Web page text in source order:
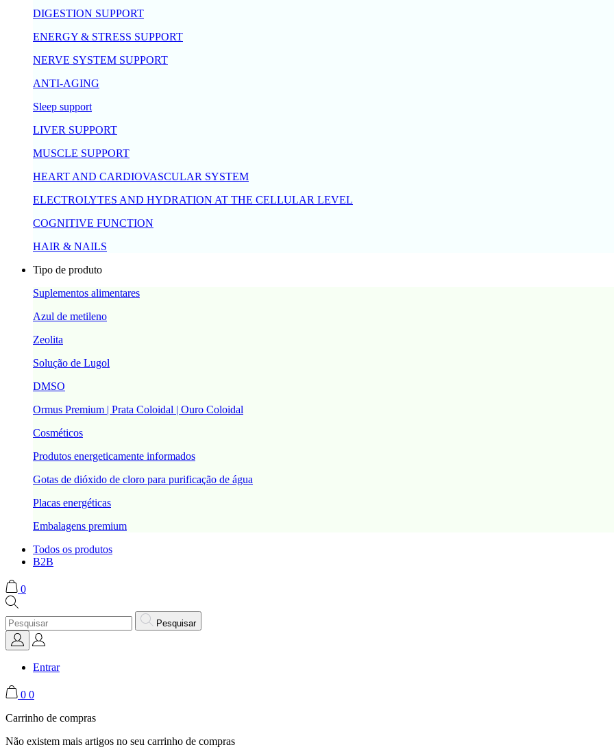
DIGESTION SUPPORT
ENERGY & STRESS SUPPORT
NERVE SYSTEM SUPPORT
ANTI-AGING
Sleep support
LIVER SUPPORT
MUSCLE SUPPORT
HEART AND CARDIOVASCULAR SYSTEM
ELECTROLYTES AND HYDRATION AT THE CELLULAR LEVEL
COGNITIVE FUNCTION
HAIR & NAILS
Tipo de produto
Suplementos alimentares
Azul de metileno
Zeolita
Solução de Lugol
DMSO
Ormus Premium | Prata Coloidal | Ouro Coloidal
Cosméticos
Produtos energeticamente informados
Gotas de dióxido de cloro para purificação de água
Placas energéticas
Embalagens premium
Todos os produtos
B2B
0
Pesquisar
Entrar
0 0
Carrinho de compras
Não existem mais artigos no seu carrinho de compras